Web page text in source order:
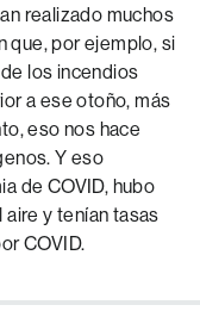
realizado muchos
que, por ejemplo, si
los incendios
a ese otoño, más
eso nos hace
Y eso
de COVID, hubo
aire y tenían tasas
COVID.